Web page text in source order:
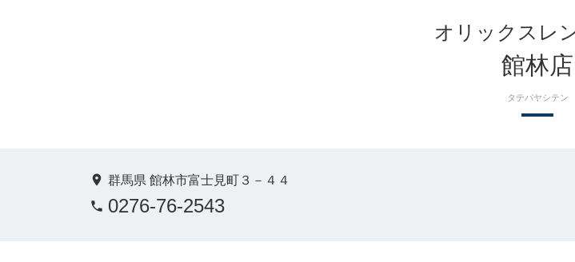
オリックスレ
館林店
タテバヤシテン
群馬県 館林市富士見町３－４４
0276-76-2543